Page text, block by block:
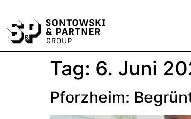
Tag: 6. Juni
Pforzheim: